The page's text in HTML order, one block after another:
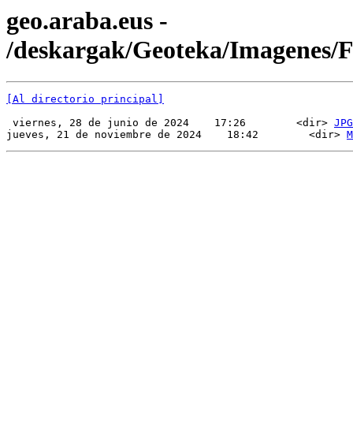
geo.araba.eus -
/deskargak/Geoteka/Imagenes/
[Al directorio principal]
viernes, 28 de junio de 2024    17:26        <dir> JPG
jueves, 21 de noviembre de 2024    18:42        <dir>